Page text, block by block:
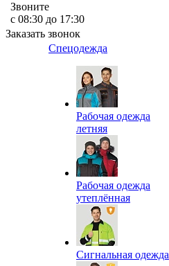
Звоните
с 08:30 до 17:30
Заказать звонок
Спецодежда
Рабочая одежда
летняя
Рабочая одежда
утеплённая
Сигнальная одежда